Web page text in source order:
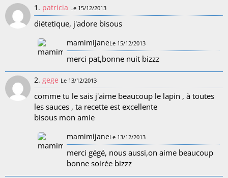
1. patricia Le 15/12/2013
diétetique, j'adore bisous
mamimijaneLe 15/12/2013
merci pat,bonne nuit bizzz
2. gege Le 13/12/2013
comme tu le sais j'aime beaucoup le lapin , à toutes
les sauces , ta recette est excellente
bisous mon amie
mamimijaneLe 13/12/2013
merci gégé, nous aussi,on aime beaucoup
bonne soirée bizzz